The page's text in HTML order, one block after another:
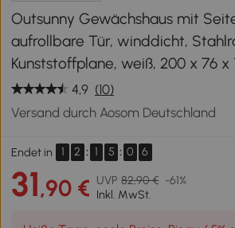
Outsunny Gewächshaus mit
aufrollbare Tür, winddicht,
Kunststoffplane, weiß, 200 x 76 x
4,9 (10)
Versand durch Aosom Deutschland
Endet in 1 2 : 1 5 : 0 5
31,90 € UVP 82,90 € -61%
Inkl. MwSt.